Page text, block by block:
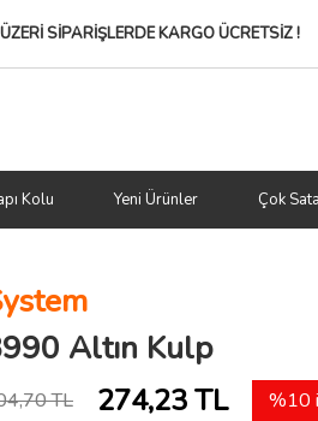
SİPARİŞLERDEKARGO ÜCRETSİZ !
Kolu Yeni Ürünler Çok
Altın Kulp
TL 274,23 TL %10